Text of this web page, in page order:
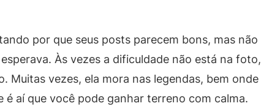
por que seus posts parecem bons, mas não
Às vezes a dificuldade não está na foto,
Muitas vezes, ela mora nas legendas, bem onde
é aí que você pode ganhar terreno com calma.